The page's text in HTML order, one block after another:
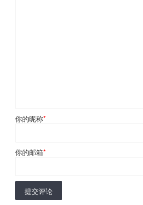
你的昵称*
你的邮箱*
提交评论